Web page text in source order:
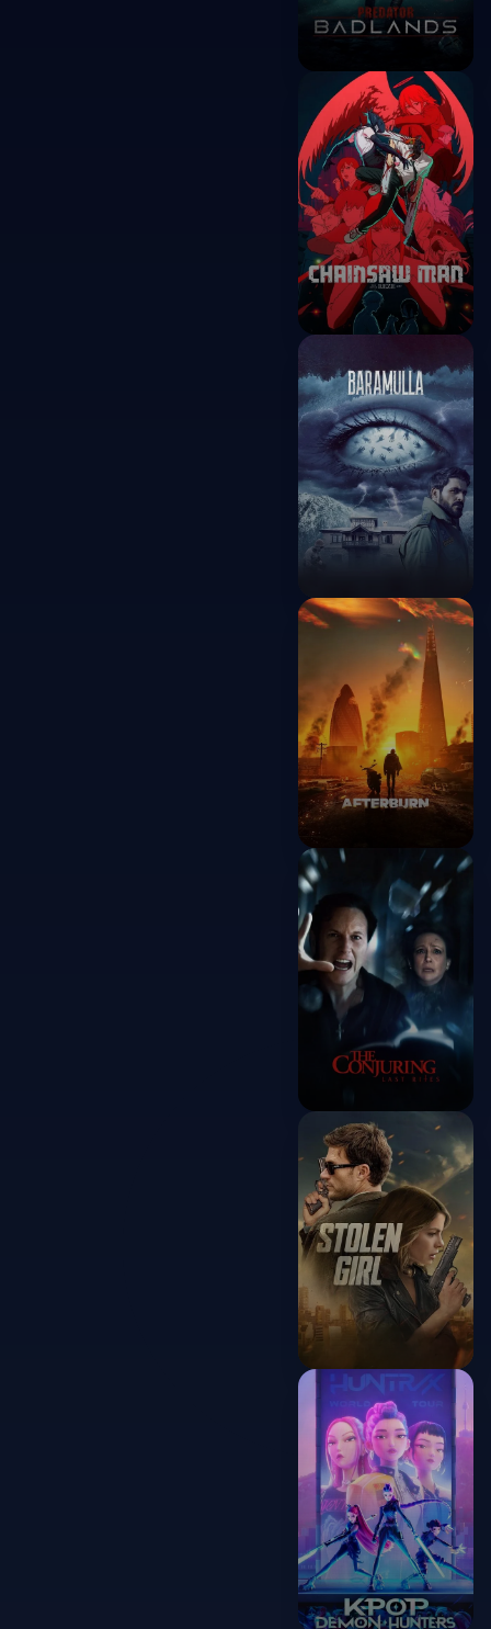
Predator:
Badlands
2025
Chainsaw Man -
The Movie:
Reze Arc
2025
Baramulla
2025
Afterburn
2025
The Conjuring:
Last Rites
2025
Stolen Girl
2025